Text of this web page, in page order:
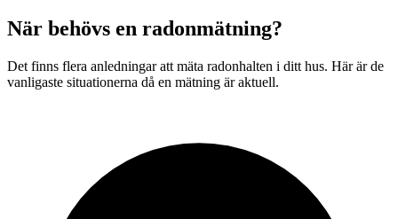
När behövs en radonmätning?
Det finns flera anledningar att mäta radonhalten i ditt hus. Här är de
vanligaste situationerna då en mätning är aktuell.